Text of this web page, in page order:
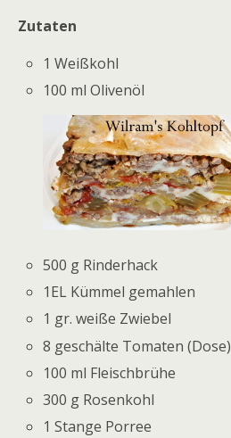
Zutaten
1 Weißkohl
100 ml Olivenöl
500 g Rinderhack
1EL Kümmel gemahlen
1 gr. weiße Zwiebel
8 geschälte Tomaten (Dose)
100 ml Fleischbrühe
300 g Rosenkohl
1 Stange Porree